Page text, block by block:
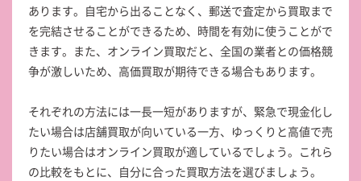
あります。自宅から出ることなく、郵送で査定から買取まで
を完結させることができるため、時間を有効に使うことがで
きます。また、オンライン買取だと、全国の業者との価格競
争が激しいため、高価買取が期待できる場合もあります。
それぞれの方法には一長一短がありますが、緊急で現金化し
たい場合は店舗買取が向いている一方、ゆっくりと高値で売
りたい場合はオンライン買取が適しているでしょう。これら
の比較をもとに、自分に合った買取方法を選びましょう。